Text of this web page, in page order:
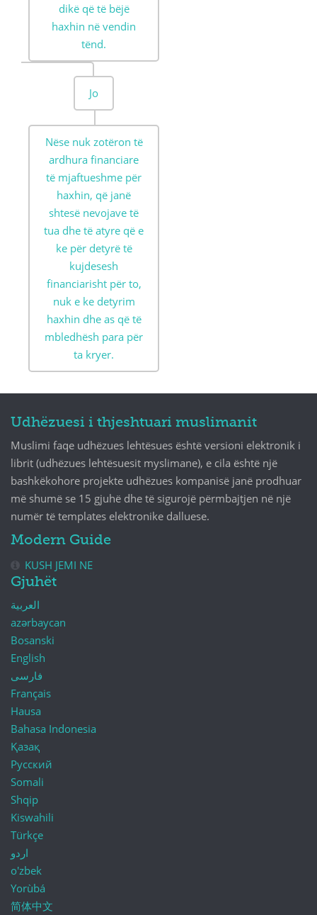
dikë që të bëjë
haxhin në vendin
tënd.
Jo
Nëse nuk zotëron të
ardhura financiare
të mjaftueshme për
haxhin, që janë
shtesë nevojave të
tua dhe të atyre që e
ke për detyrë të
kujdesesh
financiarisht për to,
nuk e ke detyrim
haxhin dhe as që të
mbledhësh para për
ta kryer.
Udhëzuesi i thjeshtuari muslimanit
Muslimi faqe udhëzues lehtësues është versioni elektronik i
librit (udhëzues lehtësuesit myslimane), e cila është një
bashkëkohore projekte udhëzues kompanisë janë prodhuar
më shumë se 15 gjuhë dhe të sigurojë përmbajtjen në një
numër të templates elektronike dalluese.
Modern Guide
KUSH JEMI NE
Gjuhët
العربية
azərbaycan
Bosanski
English
فارسی
Français
Hausa
Bahasa Indonesia
Қазақ
Русский
Somali
Shqip
Kiswahili
Türkçe
اردو
o'zbek
Yorùbá
简体中文